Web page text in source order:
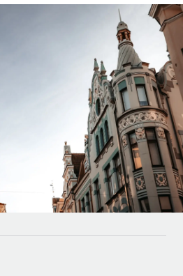
und Verwalten von
HR-Aufgaben
der HR in bestehende Abläufe
für dein Team
Lösungen für wachsende
Lösungen, um Teams zu
und Großunternehmen
berechnen
Währungen und
globale Freelancer:innen